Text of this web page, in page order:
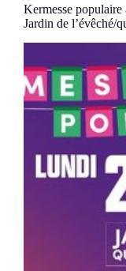
Kermesse
Jardin de l’évêché/